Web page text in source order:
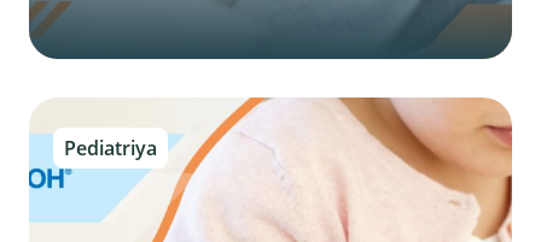
Pediatriya